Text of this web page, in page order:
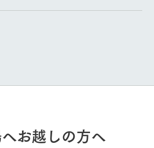
お越しの方へ